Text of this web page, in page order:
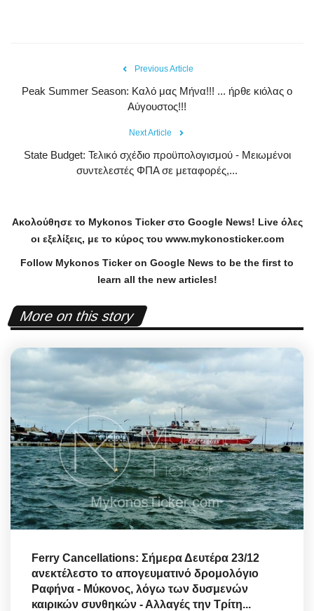
Previous Article
Peak Summer Season: Kαλό μας Μήνα!!! ... ήρθε κιόλας ο
Αύγουστος!!!
Next Article
State Budget: Τελικό σχέδιο προϋπολογισμού - Μειωμένοι
συντελεστές ΦΠΑ σε μεταφορές,...
Ακολούθησε το Mykonos Tickerστο Google News! Liveόλες
οι εξελίξεις, με το κύρος του www.mykonosticker.com
Follow Mykonos Ticker on Google News to be the first to
learn all the new articles!
More on this story
Ferry Cancellations: Σήμερα Δευτέρα 23/12
ανεκτέλεστο το απογευματινό δρομολόγιο
Ραφήνα - Μύκονος, λόγω των δυσμενών
καιρικών συνθηκών - Αλλαγές την Τρίτη...